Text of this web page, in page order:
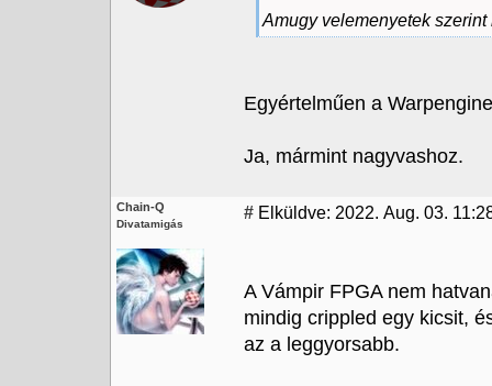
Amugy velemenyetek
Egyértelműen a
Ja, mármint nagyvashoz.
Chain-Q
Divatamigás
# Elküldve: 2022. Aug. 03.
A Vámpir FPGA nem
mindig crippled egy kicsit,
az a leggyorsabb.